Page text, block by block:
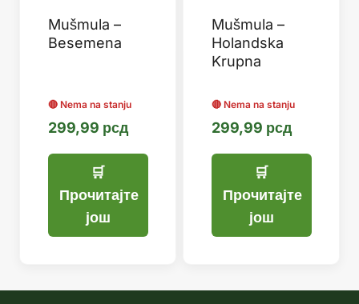
Mušmula –
Besemena
299,99 рсд
Прочитајте
још
Mušmula –
Holandska
Krupna
299,99 рсд
Прочитајте
још